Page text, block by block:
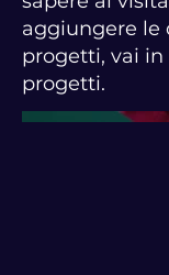
aggiungere le
progetti, vai in
progetti.